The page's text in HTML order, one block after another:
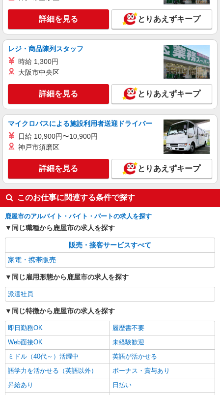
○。・゜+゜・。○。・゜+゜ 入社祝い金10万円支
給(規定有) お友達を紹介頂くと, インセンティブ支
給(規定有) ゜・。○。・゜+゜・。○。・゜+゜
紹介予定派遣
携帯販売スタッフ【楽天モバイル】
時給1400円〜 ※残業代支給 ★交通費別途支給
+゜ 入社祝い金10万円支給(規定有) お友達を紹介
頂くと, インセンティブ支給(規定有) ★月2回払
い・週払い可能（規程有）★ ゜・。○。・゜
+゜・。○。・゜+゜
鹿児島県鹿屋市の楽天モバイルショップ
キープ 詳細を見る
詳細を見る とりあえずキープ
レジ・商品陳列スタッフ
時給 1,300円
大阪市中央区
詳細を見る とりあえずキープ
マイクロバスによる施設利用者送迎ドライバー
日給 10,900円〜10,900円
神戸市須磨区
詳細を見る とりあえずキープ
このお仕事に関連する条件で探す
鹿屋市のアルバイト・バイト・パートの求人を探す
同じ職種から鹿屋市の求人を探す
販売・接客サービスすべて
家電・携帯販売
同じ雇用形態から鹿屋市の求人を探す
派遣社員
同じ特徴から鹿屋市の求人を探す
即日勤務OK
履歴書不要
Web面接OK
未経験歓迎
ミドル（40代～）活躍中
英語が活かせる
語学力を活かせる（英語以外）
ボーナス・賞与あり
昇給あり
日払い